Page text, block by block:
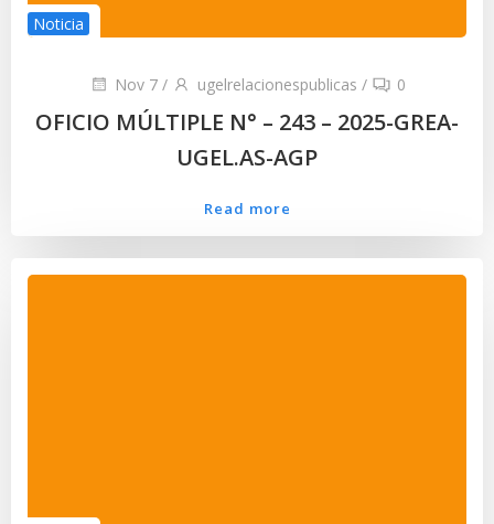
Noticia
Nov 7 / ugelrelacionespublicas / 0
OFICIO MÚLTIPLE N° – 243 – 2025-GREA-
UGEL.AS-AGP
Read more